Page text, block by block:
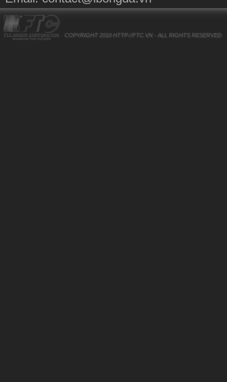
COPYRIGHT 2010 HTTP://FTC.VN - ALL RIGHTS RESERVED